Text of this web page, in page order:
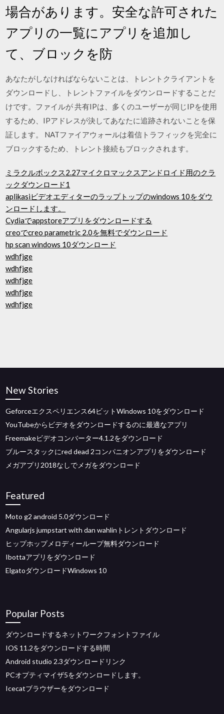
場合があります。安全な許可された
アプリの一覧にアプリを追加し
て、ブロックを防
あなたがしなければならないことは、トレントクライアントを
ダウンロードし、トレントファイルをダウンロードすることだ
けです。ファイルが 共有IPは、多くのユーザーが同じIPを使用
するため、IPアドレスが決してあなたに追跡されないことを保
証します。 NATファイアウォールは着信トラフィックを完全に
ブロックするため、トレント接続もブロックされます。
ミラクルボックス2.27マイクロマックスアンドロイド用のクラ
ックダウンロード1
aplikasiビデオエディターのラップトップのwindows 10をダウ
ンロードします。
Cydiaでappstoreアプリをダウンロードする
creoでcreo parametric 2.0を無料でダウンロード
hp scan windows 10ダウンロード
wdhfjge
wdhfjge
wdhfjge
wdhfjge
wdhfjge
New Stories
Geforceエクスペリエンス64ビットWindows 10をダウンロード
YouTubeからビデオをダウンロードするのに最適なアプリ
Freemakeビデオコンバーター4.1.2をダウンロード
ブルースタックにred dead 2コンパニオンアプリをダウンロード
メガアプリ2018なしでメガをダウンロード
Featured
Moto g2 android 5.0ダウンロード
Angularjs jumpstart with dan wahlinトレントダウンロード
ヒップホップメロディーループ無料ダウンロード
Ibottaアプリをダウンロード
ElgatoダウンロードWindows 10
Popular Posts
ダウンロードするネットワークフォントファイル
IOS 11.2をダウンロードする時間
Android studio 2.3ダウンロードリンク
PCオプティマイザ5をダウンロードします。
Icecatブラウザーをダウンロード